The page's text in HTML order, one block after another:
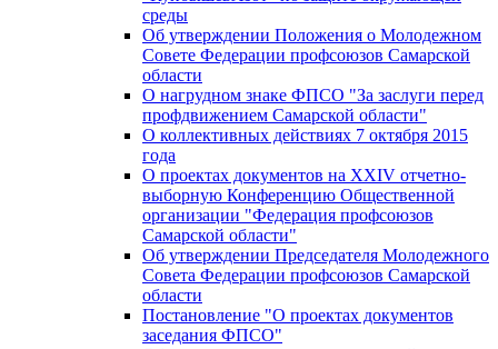
среды
Об утверждении Положения о Молодежном
Совете Федерации профсоюзов Самарской
области
О нагрудном знаке ФПСО "За заслуги перед
профдвижением Самарской области"
О коллективных действиях 7 октября 2015
года
О проектах документов на XXIV отчетно-
выборную Конференцию Общественной
организации "Федерация профсоюзов
Самарской области"
Об утверждении Председателя Молодежного
Совета Федерации профсоюзов Самарской
области
Постановление "О проектах документов
заседания ФПСО"